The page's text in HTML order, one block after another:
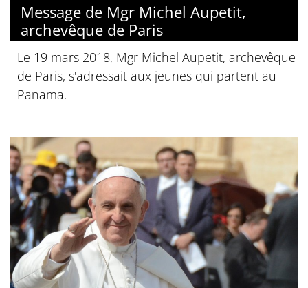
Message de Mgr Michel Aupetit,
archevêque de Paris
Le 19 mars 2018, Mgr Michel Aupetit, archevêque
de Paris, s'adressait aux jeunes qui partent au
Panama.